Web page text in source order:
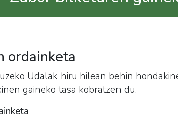
ordainketa
Udalak hiru hilean behin
gaineko tasa kobratzen du.